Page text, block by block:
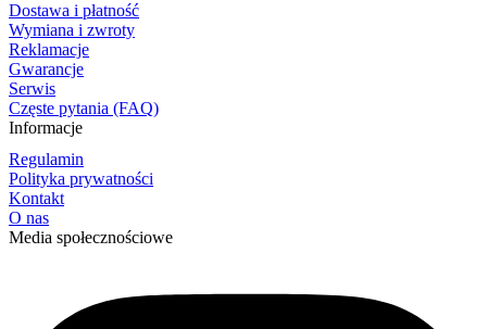
Dostawa i płatność
Wymiana i zwroty
Reklamacje
Gwarancje
Serwis
Częste pytania (FAQ)
Informacje
Regulamin
Polityka prywatności
Kontakt
O nas
Media społecznościowe